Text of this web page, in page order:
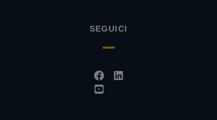
SEGUICI
Facebook
Linkedin
Youtube-
square